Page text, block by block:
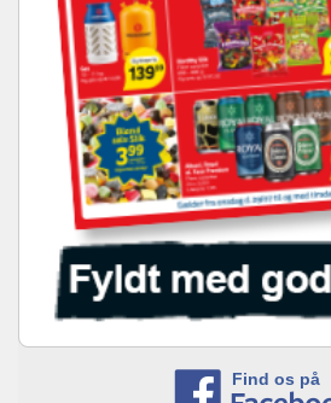
Find os på